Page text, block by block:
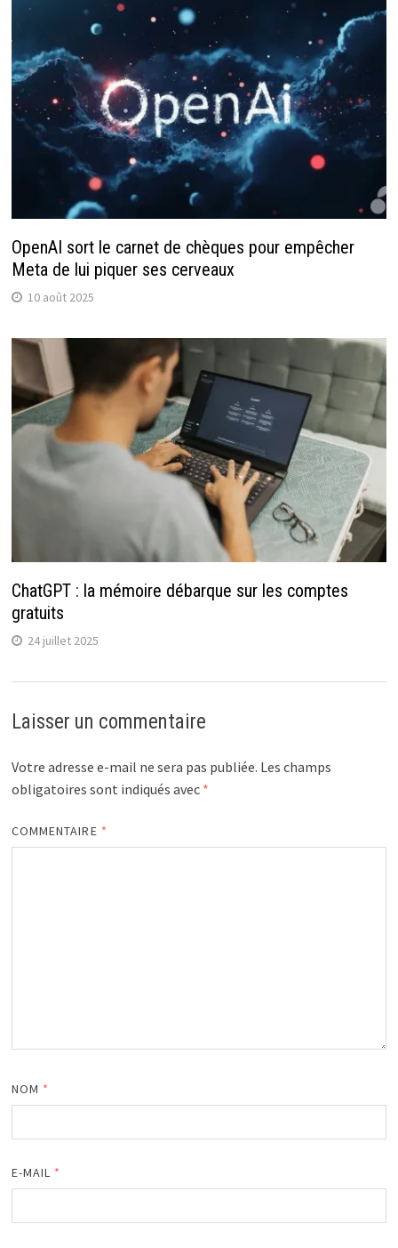
OpenAI sort le carnet de chèques pour empêcher
Meta de lui piquer ses cerveaux
10 août 2025
ChatGPT : la mémoire débarque sur les comptes
gratuits
24 juillet 2025
Laisser un commentaire
Votre adresse e-mail ne sera pas publiée. Les champs
obligatoires sont indiqués avec *
COMMENTAIRE *
NOM *
E-MAIL *